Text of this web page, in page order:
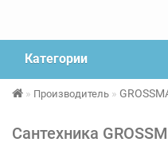
Категории
Производитель
Сантехника